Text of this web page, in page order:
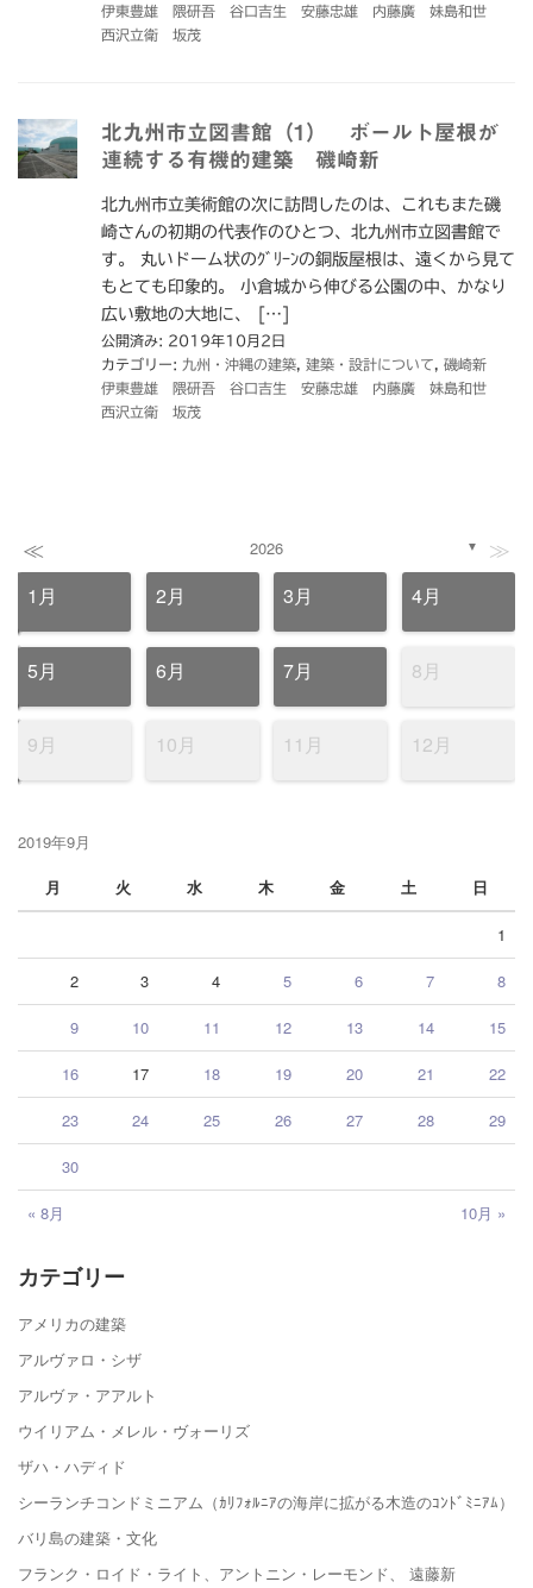
伊東豊雄 隈研吾 谷口吉生 安藤忠雄 内藤廣 妹島和世
西沢立衛 坂茂
北九州市立図書館（1） ボールト屋根が
連続する有機的建築 磯崎新
北九州市立美術館の次に訪問したのは、これもまた磯
崎さんの初期の代表作のひとつ、北九州市立図書館で
す。 丸いドーム状のｸﾞﾘｰﾝの銅版屋根は、遠くから見て
もとても印象的。 小倉城から伸びる公園の中、かなり
広い敷地の大地に、 […]
公開済み: 2019年10月2日
カテゴリー: 九州・沖縄の建築, 建築・設計について, 磯崎新
伊東豊雄 隈研吾 谷口吉生 安藤忠雄 内藤廣 妹島和世
西沢立衛 坂茂
≪ 2026 ▼ ≫
1月 2月 3月 4月
5月 6月 7月 8月
9月 10月 11月 12月
2019年9月
月
火 水 木 金 土 日
« 8月 10月 »
1
2 3 4 5 6 7 8
9 10 11 12 13 14 15
16 17 18 19 20 21 22
23 24 25 26 27 28 29
30
カテゴリー
アメリカの建築
アルヴァロ・シザ
アルヴァ・アアルト
ウイリアム・メレル・ヴォーリズ
ザハ・ハディド
シーランチコンドミニアム（ｶﾘﾌｫﾙﾆｱの海岸に拡がる木造のｺﾝﾄﾞﾐﾆｱﾑ）
バリ島の建築・文化
フランク・ロイド・ライト、アントニン・レーモンド、 遠藤新